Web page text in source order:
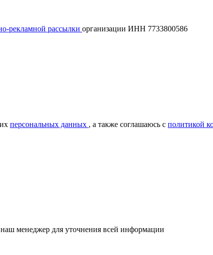
рекламной рассылки организации ИНН 7733800586
персональных данных , а также соглашаюсь с политикой
менеджер для уточнения всей информации